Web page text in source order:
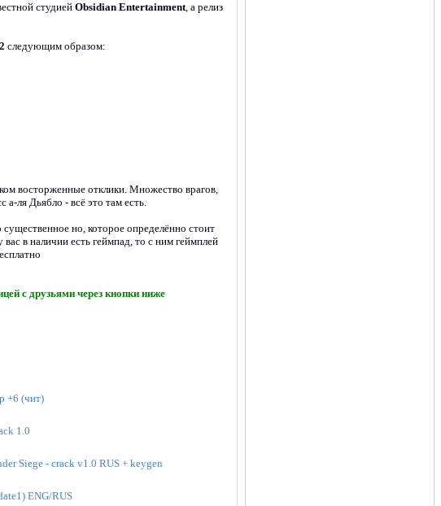
студией Obsidian Entertainment, а релиз
следующим образом:
восторженные отклики. Множество врагов,
ля Дьябло - всё это там есть.
но, которое определённо стоит
в наличии есть геймпад, то с ним геймплей
с друзьями через кнопки ниже
+6 (чит)
1.0
Siege - crack v1.0 RUS + keygen
ENG/RUS